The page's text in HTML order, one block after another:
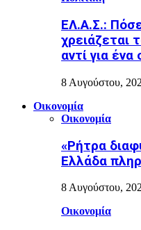
ΕΛ.Α.Σ.:
χρειάζεται
αντί για ένα
8 Αυγούστου,
Οικονομία
Οικονομία
«Ρήτρα
Ελλάδα
8 Αυγούστου,
Οικονομία